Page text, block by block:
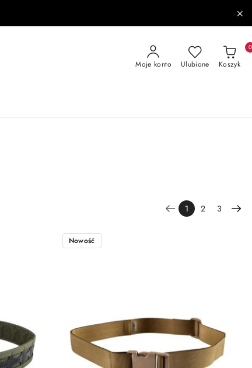
Moje konto Ulubione Koszyk
0
1 2 3
Nowość